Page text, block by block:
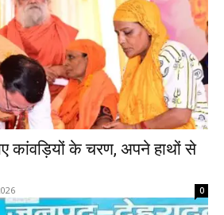
कांवड़ियों के चरण, अपने हाथों से
0